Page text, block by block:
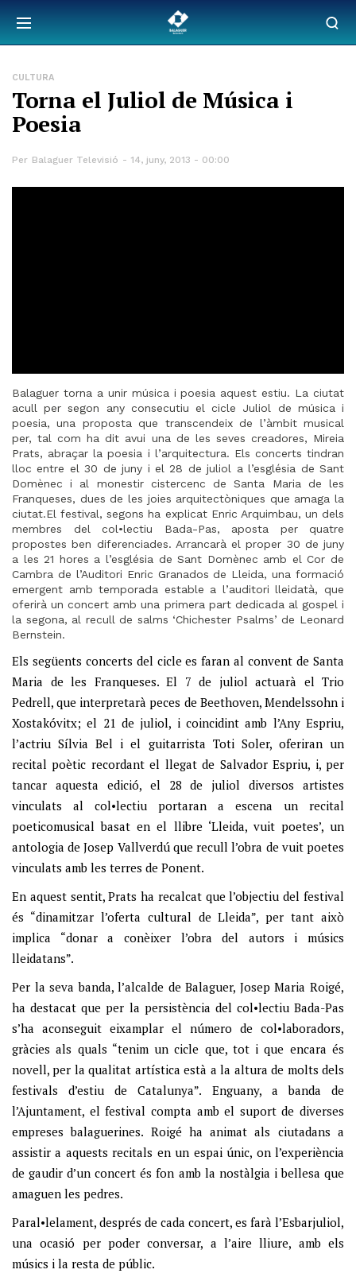
CULTURA
Torna el Juliol de Música i
Poesia
Per Balaguer Televisió 14, juny, 2013 - 00:00
Balaguer torna a unir música i poesia aquest estiu. La ciutat
acull per segon any consecutiu el cicle Juliol de música i
poesia, una proposta que transcendeix de l’àmbit musical
per, tal com ha dit avui una de les seves creadores, Mireia
Prats, abraçar la poesia i l’arquitectura. Els concerts tindran
lloc entre el 30 de juny i el 28 de juliol a l’església de Sant
Domènec i al monestir cistercenc de Santa Maria de les
Franqueses, dues de les joies arquitectòniques que amaga la
ciutat.El festival, segons ha explicat Enric Arquimbau, un dels
membres del col•lectiu Bada-Pas, aposta per quatre
propostes ben diferenciades. Arrancarà el proper 30 de juny
a les 21 hores a l’església de Sant Domènec amb el Cor de
Cambra de l’Auditori Enric Granados de Lleida, una formació
emergent amb temporada estable a l’auditori lleidatà, que
oferirà un concert amb una primera part dedicada al gospel i
la segona, al recull de salms ‘Chichester Psalms’ de Leonard
Bernstein.
Els següents concerts del cicle es faran al convent de Santa
Maria de les Franqueses. El 7 de juliol actuarà el Trio
Pedrell, que interpretarà peces de Beethoven, Mendelssohn i
Xostakóvitx; el 21 de juliol, i coincidint amb l’Any Espriu,
l’actriu Sílvia Bel i el guitarrista Toti Soler, oferiran un
recital poètic recordant el llegat de Salvador Espriu, i, per
tancar aquesta edició, el 28 de juliol diversos artistes
vinculats al col•lectiu portaran a escena un recital
poeticomusical basat en el llibre ‘Lleida, vuit poetes’, un
antologia de Josep Vallverdú que recull l’obra de vuit poetes
vinculats amb les terres de Ponent.
En aquest sentit, Prats ha recalcat que l’objectiu del festival
és “dinamitzar l’oferta cultural de Lleida”, per tant això
implica “donar a conèixer l’obra del autors i músics
lleidatans”.
Per la seva banda, l’alcalde de Balaguer, Josep Maria Roigé,
ha destacat que per la persistència del col•lectiu Bada-Pas
s’ha aconseguit eixamplar el número de col•laboradors,
gràcies als quals “tenim un cicle que, tot i que encara és
novell, per la qualitat artística està a la altura de molts dels
festivals d’estiu de Catalunya”. Enguany, a banda de
l’Ajuntament, el festival compta amb el suport de diverses
empreses balaguerines. Roigé ha animat als ciutadans a
assistir a aquests recitals en un espai únic, on l’experiència
de gaudir d’un concert és fon amb la nostàlgia i bellesa que
amaguen les pedres.
Paral•lelament, després de cada concert, es farà l’Esbarjuliol,
una ocasió per poder conversar, a l’aire lliure, amb els
músics i la resta de públic.